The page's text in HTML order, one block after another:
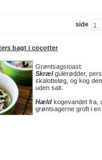
side
bagt i cocotter
Grøntsagstoast:
Skrælgulerødder,
skalotteløg, og kog
uden salt.
Hæld kogevandet fra,
grøntsagerne groft i en